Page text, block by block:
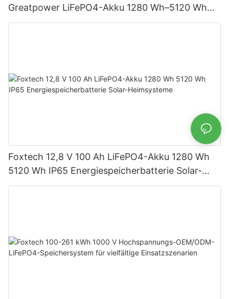
Greatpower LiFePO4-Akku 1280 Wh–5120 Wh
IP65 Energiespeicher
Foxtech 12,8 V 100 Ah LiFePO4-Akku 1280 Wh
5120 Wh IP65 Energiespeicherbatterie Solar-
Heimsysteme